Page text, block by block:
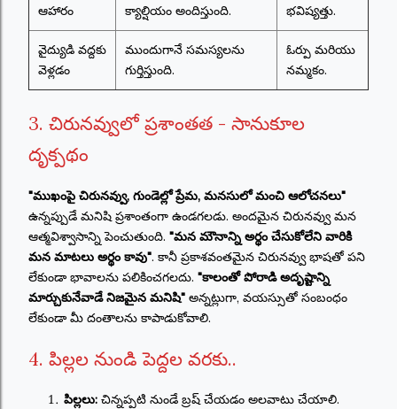
ఆహారం
క్యాల్షియం అందిస్తుంది.
భవిష్యత్తు.
వైద్యుడి వద్దకు
వెళ్లడం
ముందుగానే సమస్యలను
గుర్తిస్తుంది.
ఓర్పు మరియు
నమ్మకం.
3. చిరునవ్వులో ప్రశాంతత - సానుకూల
దృక్పథం
"ముఖంపై చిరునవ్వు, గుండెల్లో ప్రేమ, మనసులో మంచి ఆలోచనలు"
ఉన్నప్పుడే మనిషి ప్రశాంతంగా ఉండగలడు. అందమైన చిరునవ్వు మన
ఆత్మవిశ్వాసాన్ని పెంచుతుంది. "మన మౌనాన్ని అర్థం చేసుకోలేని వారికి
మన మాటలు అర్థం కావు". కానీ ప్రకాశవంతమైన చిరునవ్వు భాషతో పని
లేకుండా భావాలను పలికించగలదు. "కాలంతో పోరాడి అదృష్టాన్ని
మార్చుకునేవాడే నిజమైన మనిషి" అన్నట్లుగా, వయస్సుతో సంబంధం
లేకుండా మీ దంతాలను కాపాడుకోవాలి.
4. పిల్లల నుండి పెద్దల వరకు..
పిల్లలు: చిన్నప్పటి నుండే బ్రష్ చేయడం అలవాటు చేయాలి.